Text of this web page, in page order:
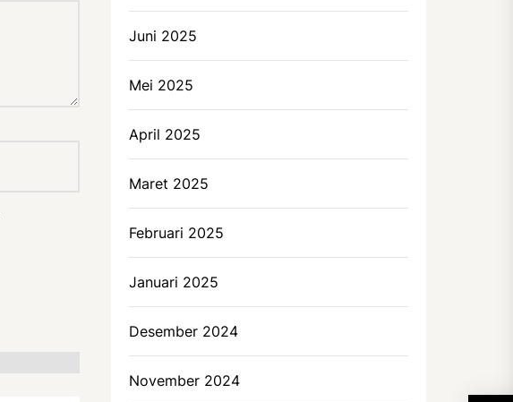
Juni 2025
Mei 2025
April 2025
Maret 2025
Februari 2025
Januari 2025
Desember 2024
November 2024